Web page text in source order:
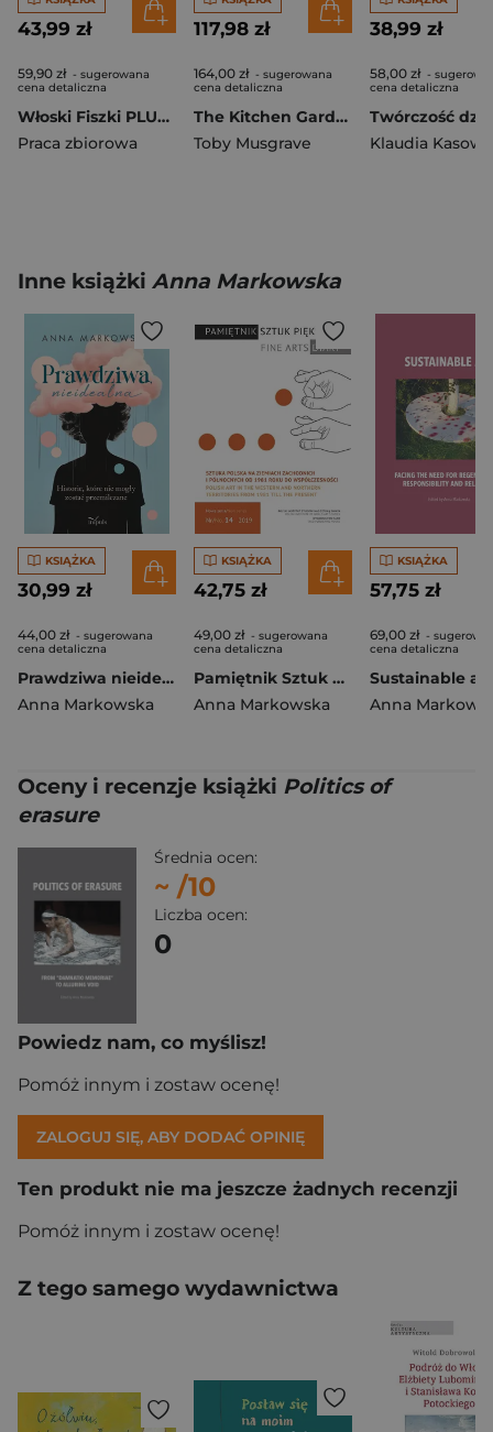
43,99 zł
59,90 zł - sugerowana
cena detaliczna
Włoski Fiszki PLUS dla średnio zaawansowanych 2
Praca zbiorowa
117,98 zł
164,00 zł - sugerowana
cena detaliczna
The Kitchen Garden
Toby Musgrave
38,99 zł
58,00 zł -
cena detaliczna
Klaudia
Inne książki Anna Markowska
KSIĄŻKA
30,99 zł
44,00 zł - sugerowana
cena detaliczna
Prawdziwa nieidealna Historie, które nie mogły zostać przemilczane
Anna Markowska
KSIĄŻKA
42,75 zł
49,00 zł - sugerowana
cena detaliczna
Pamiętnik Sztuk Pięknych. Sztuka polska na ziemiach zachodnich i północnych od 1981 roku do współczesności
Anna Markowska
KSIĄŻKA
57,75 zł
69,00 zł -
cena detaliczna
Anna
Oceny i recenzje książki Politics of
erasure
Średnia ocen:
~ /10
Liczba ocen:
0
Powiedz nam, co myślisz!
Pomóż innym i zostaw ocenę!
ZALOGUJ SIĘ, ABY DODAĆ OPINIĘ
Ten produkt nie ma jeszcze żadnych recenzji
Pomóż innym i zostaw ocenę!
Z tego samego wydawnictwa